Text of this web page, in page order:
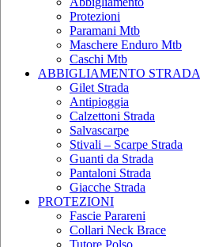
Protezioni
Paramani Mtb
Maschere Enduro Mtb
Caschi Mtb
ABBIGLIAMENTO STRADA
Gilet Strada
Antipioggia
Calzettoni Strada
Salvascarpe
Stivali – Scarpe Strada
Guanti da Strada
Pantaloni Strada
Giacche Strada
PROTEZIONI
Fascie Parareni
Collari Neck Brace
Tutore Polso